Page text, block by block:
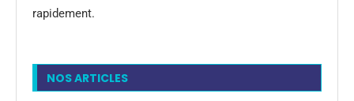
rapidement.
NOS ARTICLES